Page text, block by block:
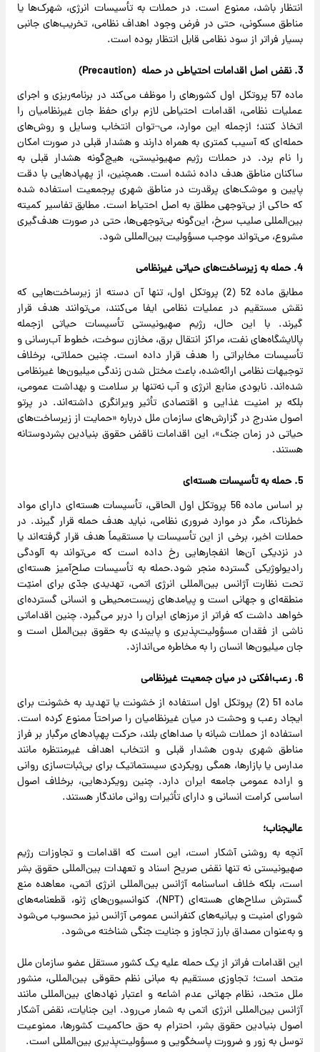
انتظار باشد، ممنوع است. در حملات به تأسیسات انرژی، شهرک‌ها یا
مناطق مسکونی، حتی در فرض وجود اهداف نظامی، تخریب‌های جانبی
بسیار فراتر از سود نظامی قابل انتظار بوده است.
3. نقض اصل اقدامات احتیاطی در حمله (Precaution)
ماده 57 پروتکل اول کشورهای را موظف می‌کند در برنامه‌ریزی و اجرای
عملیات نظامی، اقدامات احتیاطی لازم برای حفظ جان غیرنظامیان را
اتخاذ کنند؛ ازجمله این موارد، می¬توان انتخاب وسایل و روش‌های
حمله‌ای که آسیب کمتری به همراه دارند و هشدار قبلی در صورت امکان
را نام برد. در حملات رژیم صهیونیستی، هیچ‌گونه هشدار قبلی به
ساکنان مناطق هدف داده نشده است. همچنین، از پهپادهایی با دقت
پایین و موشک‌های پرقدرت در مناطق شهری پرجمعیت استفاده شده
که حاکی از بی‌توجهی مطلق به اصل احتیاط است. مطابق تفاسیر کمیته
بین‌المللی صلیب سرخ، این‌گونه بی‌توجهی‌ها، حتی در صورت هدف‌گیری
مشروع، می‌تواند موجب مسؤولیت بین‌المللی شود.
4. حمله به زیرساخت‌های حیاتی غیرنظامی
مطابق ماده 52 (2) پروتکل اول، تنها آن دسته از زیرساخت‌هایی که
نقش مستقیم در عملیات نظامی ایفا می‌کنند، می‌توانند هدف قرار
گیرند. با این حال، رژیم صهیونیستی تأسیسات حیاتی ازجمله
پالایشگاه‌های نفت، مراکز انتقال برق، مخازن سوخت، خطوط آب‌رسانی و
تأسیسات مخابراتی را هدف قرار داده است. چنین حملاتی، برخلاف
توجیهات نظامی ارائه‌شده، باعث مختل شدن زندگی میلیون‌ها غیرنظامی
شده‌اند. نابودی منابع انرژی و آب نه‌تنها بر سلامت و بهداشت عمومی،
بلکه بر امنیت غذایی و اقتصادی تأثیر ویرانگری داشته‌اند. در پرتو
اصول مندرج در گزارش‌های سازمان ملل درباره «حمایت از زیرساخت‌های
حیاتی در زمان جنگ»، این اقدامات ناقض حقوق بنیادین بشردوستانه
هستند.
5. حمله به تأسیسات هسته‌ای
بر اساس ماده 56 پروتکل اول الحاقی، تأسیسات هسته‌ای دارای مواد
خطرناک، مگر در موارد ضروری نظامی، نباید هدف حمله قرار گیرند. در
حملات اخیر، برخی از این تأسیسات یا مستقیماً هدف قرار گرفته‌اند یا
در نزدیکی آن‌ها انفجارهایی رخ داده است که می‌تواند به آلودگی
رادیولوژیکی گسترده منجر شود.حمله به تأسیسات صلح‌آمیز هسته‌ای
تحت نظارت آژانس بین‌المللی انرژی اتمی، تهدیدی جدّی برای امنیّت
منطقه‌ای و جهانی است و پیامدهای زیست‌محیطی و انسانی گسترده‌ای
خواهد داشت که فراتر از مرزهای ایران را دربر می‌گیرد. چنین اقداماتی
ناشی از فقدان مسؤولیت‌پذیری و پایبندی به حقوق بین‌الملل است و
جان میلیون‌ها انسان را به مخاطره می‌اندازد.
6. رعب‌افکنی در میان جمعیت غیرنظامی
ماده 51 (2) پروتکل اول استفاده از خشونت یا تهدید به خشونت برای
ایجاد رعب و وحشت در میان غیرنظامیان را صراحتاً ممنوع کرده است.
استفاده از حملات شبانه با صداهای بلند، حرکت پهپادهای مرگبار بر فراز
مناطق شهری بدون هشدار قبلی و انتخاب اهداف غیرمنتظره مانند
مدارس یا بازارها، همگی رویکردی سیستماتیک برای بی‌ثبات‌سازی روانی
و اراده عمومی جامعه ایران دارد. چنین رویکردهایی، برخلاف اصول
اساسی کرامت انسانی و دارای تأثیرات روانی ماندگار هستند.
عالیجناب؛
آنچه به روشنی آشکار است، این است که اقدامات و تجاوزات رژیم
صهیونیستی نه تنها نقض صریح اسناد و تعهدات بین‌المللی حقوق بشر
است، بلکه خلاف اساسنامه آژانس بین‌المللی انرژی اتمی، معاهده منع
گسترش سلاح‌های هسته‌ای (NPT)، کنوانسیون‌های ژنو، قطعنامه‌های
شورای امنیت و بیانیه‌های کنفرانس عمومی آژانس نیز محسوب می‌شود
و به‌عنوان مصداق بارز تجاوز و جنایت جنگی شناخته می‌شود.
این اقدامات فراتر از یک حمله علیه یک کشور مستقل عضو سازمان ملل
متحد است؛ تجاوزی مستقیم به مبانی نظم حقوقی بین‌المللی، منشور
ملل متحد، نظام جهانی عدم اشاعه و اعتبار نهادهای بین‌المللی مانند
آژانس بین‌المللی انرژی اتمی به شمار می‌رود. این جنایات، نقض آشکار
اصول بنیادین حقوق بشر، احترام به حق حاکمیت کشورها، ممنوعیت
توسل به زور و ضرورت پاسخگویی و مسؤولیت‌پذیری بین‌المللی است.